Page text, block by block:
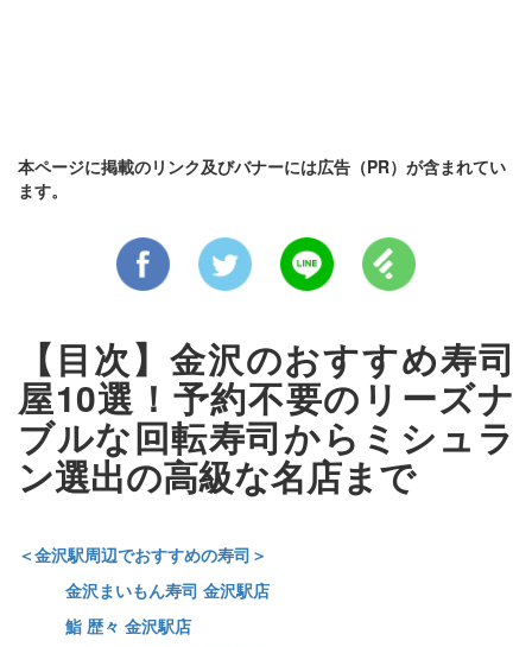
本ページに掲載のリンク及びバナーには広告（PR）が含まれてい
ます。
【目次】金沢のおすすめ寿司
屋10選！予約不要のリーズナ
ブルな回転寿司からミシュラ
ン選出の高級な名店まで
＜金沢駅周辺でおすすめの寿司＞
金沢まいもん寿司 金沢駅店
鮨 歴々 金沢駅店